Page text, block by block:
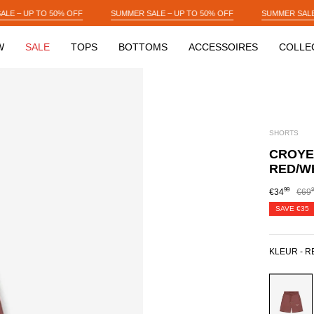
SALE – UP TO 50% OFF SUMMER SALE – UP TO 50% OFF
SALE TOPS BOTTOMS ACCESSOIRES
SHORTS
RED/
€3499 €69
SAVE €35
KLEUR -